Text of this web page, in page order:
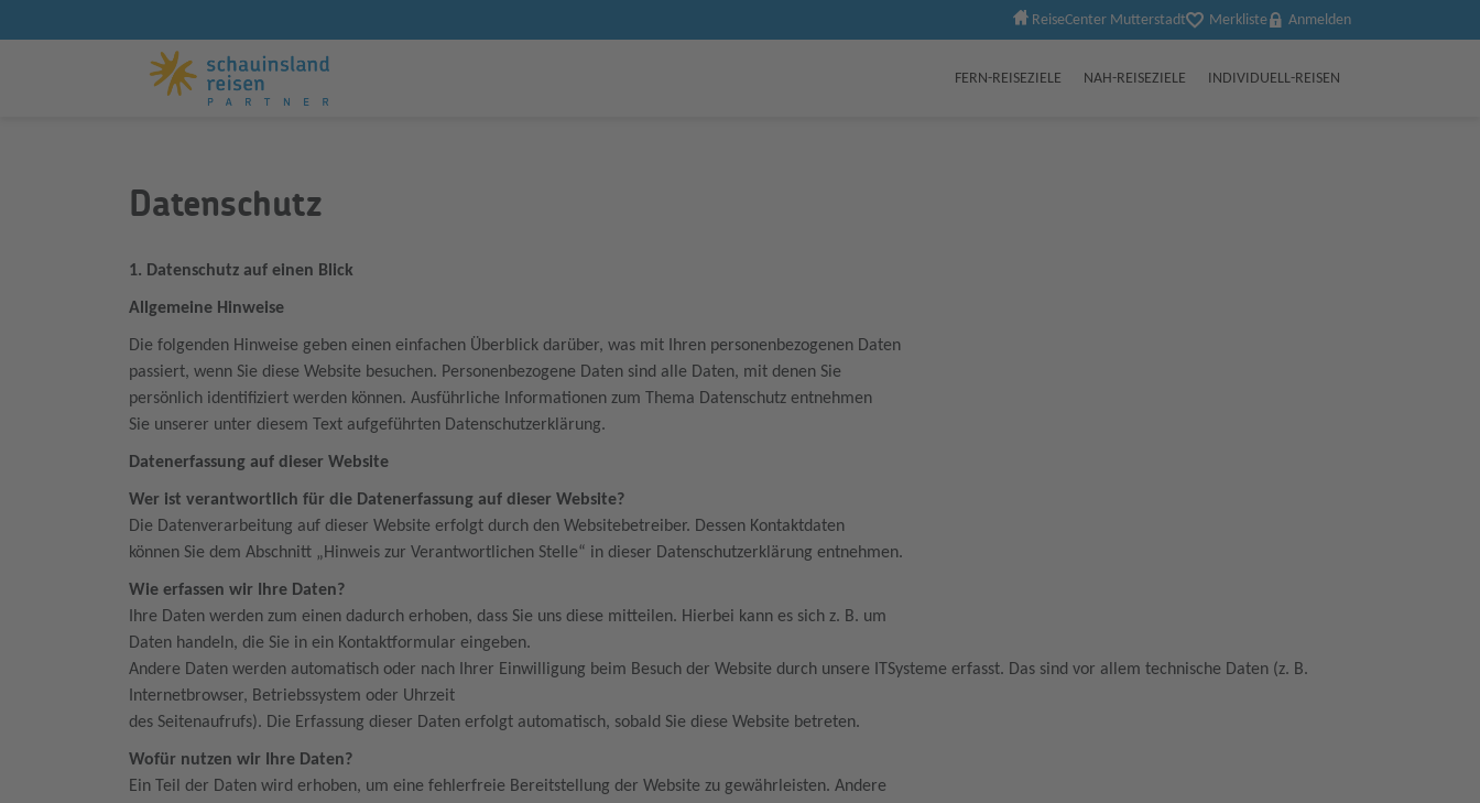
ReiseCenter Mutterstadt Merkliste Anmelden
FERN-REISEZIELE NAH-REISEZIELE INDIVIDUELL-REISEN
Datenschutz
1. Datenschutz auf einen Blick
Allgemeine Hinweise
Die folgenden Hinweise geben einen einfachen Überblick darüber, was mit Ihren personenbezogenen Daten
passiert, wenn Sie diese Website besuchen. Personenbezogene Daten sind alle Daten, mit denen Sie
persönlich identifiziert werden können. Ausführliche Informationen zum Thema Datenschutz entnehmen
Sie unserer unter diesem Text aufgeführten Datenschutzerklärung.
Datenerfassung auf dieser Website
Wer ist verantwortlich für die Datenerfassung auf dieser Website?
Die Datenverarbeitung auf dieser Website erfolgt durch den Websitebetreiber. Dessen Kontaktdaten
können Sie dem Abschnitt „Hinweis zur Verantwortlichen Stelle“ in dieser Datenschutzerklärung entnehmen.
Wie erfassen wir Ihre Daten?
Ihre Daten werden zum einen dadurch erhoben, dass Sie uns diese mitteilen. Hierbei kann es sich z. B. um
Daten handeln, die Sie in ein Kontaktformular eingeben.
Andere Daten werden automatisch oder nach Ihrer Einwilligung beim Besuch der Website durch unsere ITSysteme erfasst. Das sind vor allem technische Daten (z. B.
Internetbrowser, Betriebssystem oder Uhrzeit
des Seitenaufrufs). Die Erfassung dieser Daten erfolgt automatisch, sobald Sie diese Website betreten.
Wofür nutzen wir Ihre Daten?
Ein Teil der Daten wird erhoben, um eine fehlerfreie Bereitstellung der Website zu gewährleisten. Andere